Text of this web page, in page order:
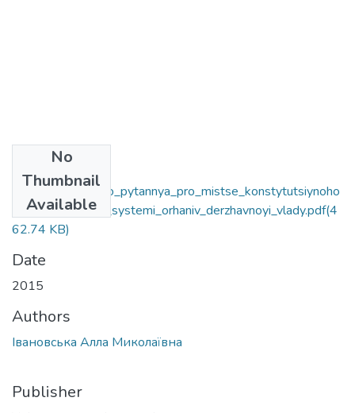
No
Thumbnail
Available
ivanovska_a.m._do_pytannya_pro_mistse_konstytutsiynoho
_sudu_ukrayiny_v_systemi_orhaniv_derzhavnoyi_vlady.pdf(4
62.74 KB)
Date
2015
Authors
Івановська Алла Миколаївна
Publisher